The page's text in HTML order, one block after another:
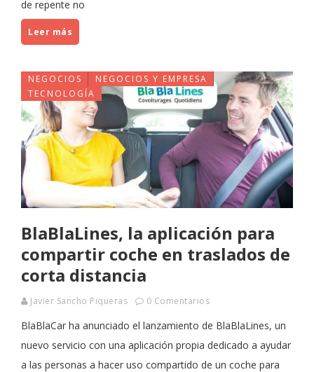
de repente no
Leer más
NEGOCIOS
NEGOCIOS Y EMPRESA
TECNOLOGÍA
BlaBlaLines, la aplicación para
compartir coche en traslados de
corta distancia
Javier Sancho Piqueras 0 Comentarios
BlaBlaCar ha anunciado el lanzamiento de BlaBlaLines, un
nuevo servicio con una aplicación propia dedicado a ayudar
a las personas a hacer uso compartido de un coche para